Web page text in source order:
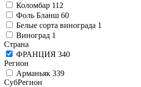
Коломбар 112
Фоль Бланш 60
Белые сорта винограда 1
Виноград 1
Страна
ФРАНЦИЯ 340
Регион
Арманьяк 339
СубРегион